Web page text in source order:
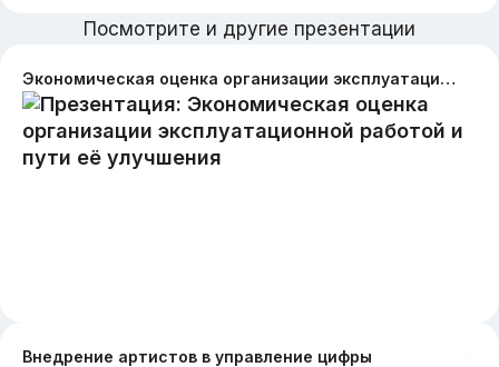
Посмотрите и другие презентации
Экономическая оценка организации эксплуатационной работой и пути её улучшения
Внедрение артистов в управление цифры